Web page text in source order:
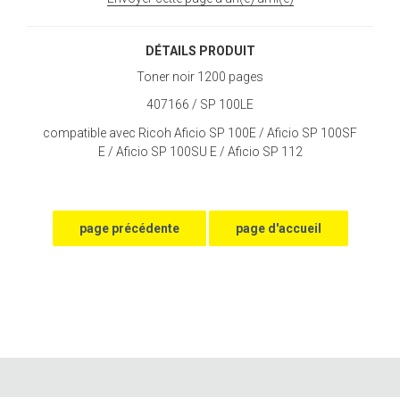
DÉTAILS PRODUIT
Toner noir 1200 pages
407166 / SP 100LE
compatible avec Ricoh Aficio SP 100E / Aficio SP 100SF
E / Aficio SP 100SU E / Aficio SP 112